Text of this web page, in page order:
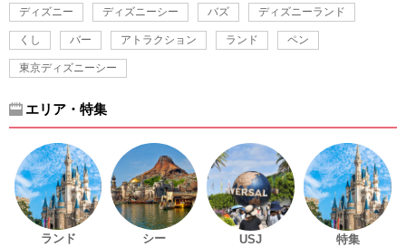
ディズニー ディズニーシー バズ ディズニーランド
くし バー アトラクション ランド ペン
東京ディズニーシー
エリア・特集
ランド シー USJ 特集